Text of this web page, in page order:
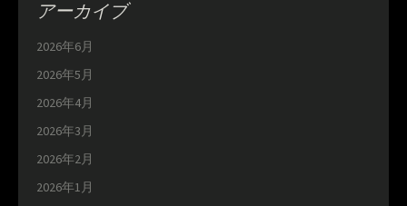
アーカイブ
2026年6月
2026年5月
2026年4月
2026年3月
2026年2月
2026年1月